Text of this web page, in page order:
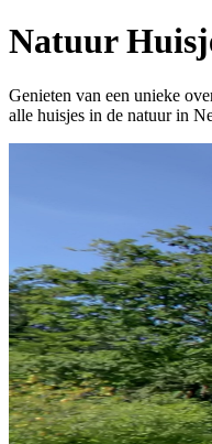
Natuur
Genieten van een unieke
alle huisjes in de natuur in